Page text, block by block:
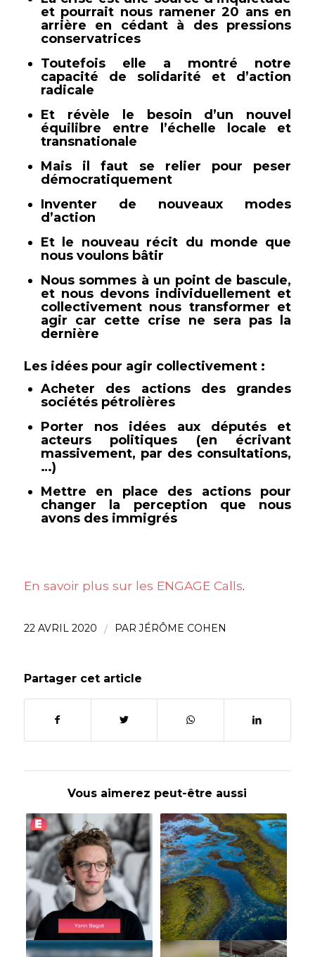
et pourrait nous ramener 20 ans en
arrière en cédant à des pressions
conservatrices
Toutefois elle a montré notre
capacité de solidarité et d’action
radicale
Et révèle le besoin d’un nouvel
équilibre entre l’échelle locale et
transnationale
Mais il faut se relier pour peser
démocratiquement
Inventer de nouveaux modes
d’action
Et le nouveau récit du monde que
nous voulons bâtir
Nous sommes à un point de bascule,
et nous devons individuellement et
collectivement nous transformer et
agir car cette crise ne sera pas la
dernière
Les idées pour agir collectivement :
Acheter des actions des grandes
sociétés pétrolières
Porter nos idées aux députés et
acteurs politiques (en écrivant
massivement, par des consultations,
…)
Mettre en place des actions pour
changer la perception que nous
avons des immigrés
En savoir plus sur les ENGAGE Calls.
22 AVRIL 2020 / PARJÉRÔME COHEN
Partager cet article
Vous aimerez peut-être aussi